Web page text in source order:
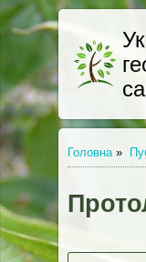
Головна »